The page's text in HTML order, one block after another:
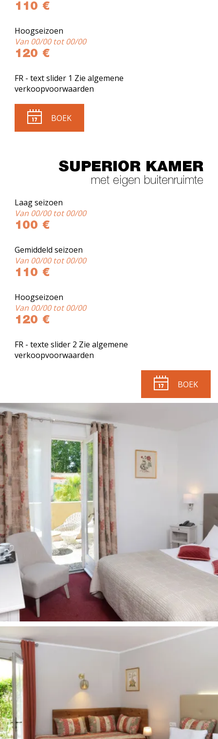
110 €
Hoogseizoen
Van 00/00 tot 00/00
120 €
FR - text slider 1 Zie algemene
verkoopvoorwaarden
BOEK
SUPERIOR KAMER
met eigen buitenruimte
Laag seizoen
Van 00/00 tot 00/00
100 €
Gemiddeld seizoen
Van 00/00 tot 00/00
110 €
Hoogseizoen
Van 00/00 tot 00/00
120 €
FR - texte slider 2 Zie algemene
verkoopvoorwaarden
BOEK